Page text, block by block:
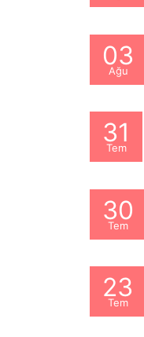
03
Ağu
31
Tem
30
Tem
23
Tem